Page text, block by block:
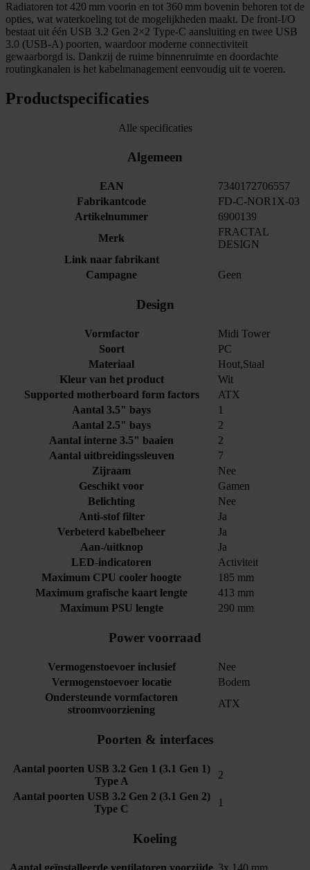
Radiatoren tot 420 mm voorin en tot 360 mm bovenin behoren tot de
opties, wat waterkoeling tot de mogelijkheden maakt. De front‑I/O
bestaat uit één USB 3.2 Gen 2×2 Type‑C aansluiting en twee USB
3.0 (USB‑A) poorten, waardoor moderne connectiviteit
gewaarborgd is. Dankzij de ruime binnenruimte en doordachte
routingkanalen is het kabelmanagement eenvoudig uit te voeren.
Productspecificaties
Alle specificaties
Algemeen
EAN
7340172706557
Fabrikantcode
FD-C-NOR1X-03
Artikelnummer
6900139
Merk
FRACTAL
DESIGN
Link naar fabrikant
Campagne
Geen
Design
Vormfactor
Midi Tower
Soort
PC
Materiaal
Hout,Staal
Kleur van het product
Wit
Supported motherboard form factors
ATX
Aantal 3.5" bays
1
Aantal 2.5" bays
2
Aantal interne 3.5" baaien
2
Aantal uitbreidingssleuven
7
Zijraam
Nee
Geschikt voor
Gamen
Belichting
Nee
Anti-stof filter
Ja
Verbeterd kabelbeheer
Ja
Aan-/uitknop
Ja
LED-indicatoren
Activiteit
Maximum CPU cooler hoogte
185 mm
Maximum grafische kaart lengte
413 mm
Maximum PSU lengte
290 mm
Power voorraad
Vermogenstoevoer inclusief
Nee
Vermogenstoevoer locatie
Bodem
Ondersteunde vormfactoren
stroomvoorziening
ATX
Poorten & interfaces
Aantal poorten USB 3.2 Gen 1 (3.1 Gen 1)
Type A
2
Aantal poorten USB 3.2 Gen 2 (3.1 Gen 2)
Type C
1
Koeling